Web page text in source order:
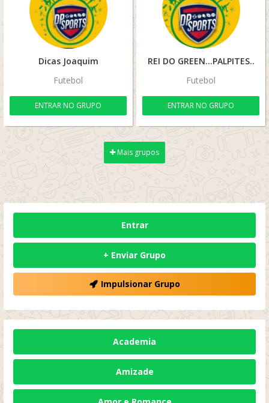
Dicas Joaquim
Futebol
ENTRAR NO GRUPO
REI DO GREEN…PALPITES..
Futebol
ENTRAR NO GRUPO
Mais grupos
Entrar
+ Enviar Grupo
Impulsionar Grupo
Academia
Amizade